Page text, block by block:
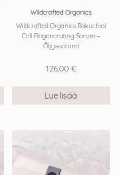
Wildcrafted Organics
Wildcrafted Organics Bakuchiol
Cell Regenerating Serum –
Öljyseerumi
126,00 €
Lue lisää